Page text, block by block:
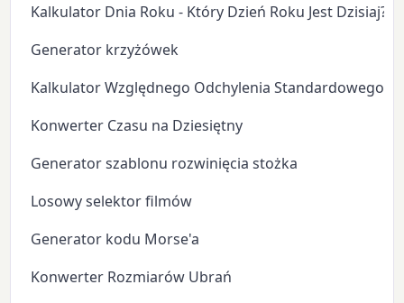
Kalkulator Dnia Roku - Który Dzień Roku Jest Dzisiaj?
Generator krzyżówek
Kalkulator Względnego Odchylenia Standardowego
Konwerter Czasu na Dziesiętny
Generator szablonu rozwinięcia stożka
Losowy selektor filmów
Generator kodu Morse'a
Konwerter Rozmiarów Ubrań